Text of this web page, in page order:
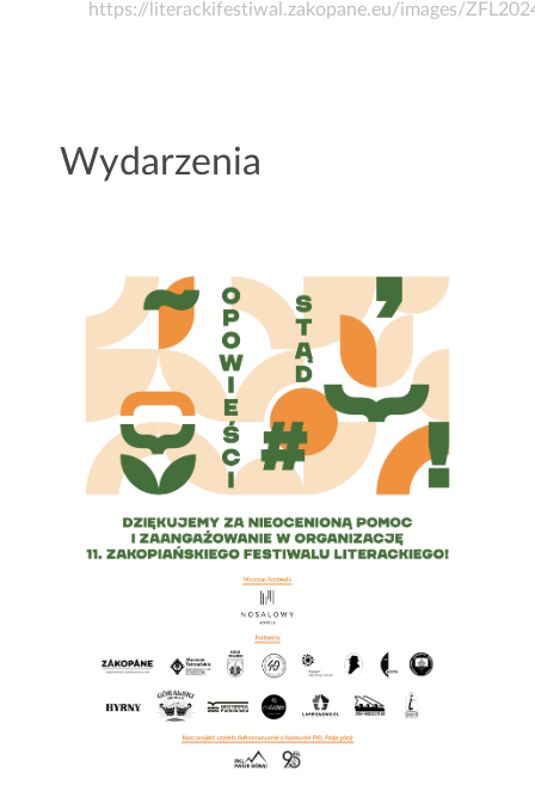
https://literackifestiwal.zakopane.eu/images/
Wydarzenia